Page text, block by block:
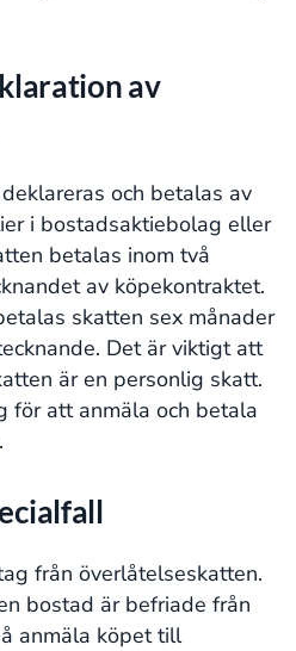
av
och betalas av
i bostadsaktiebolag eller
betalas inom två
av köpekontraktet.
skatten sex månader
Det är viktigt att
är en personlig skatt.
för att anmäla och betala
från överlåtelseskatten.
bostad är befriade från
anmäla köpet till